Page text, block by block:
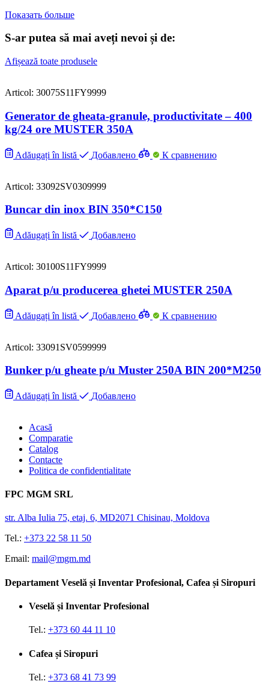
Показать больше
S-ar putea să mai aveți nevoi și de:
Afișează toate produsele
Articol: 30075S11FY9999
Generator de gheata-granule, productivitate – 400
kg/24 ore MUSTER 350A
Adăugați în listă Добавлено К сравнению
Articol: 33092SV0309999
Buncar din inox BIN 350*C150
Adăugați în listă Добавлено
Articol: 30100S11FY9999
Aparat p/u producerea ghetei MUSTER 250A
Adăugați în listă Добавлено К сравнению
Articol: 33091SV0599999
Bunker p/u gheate p/u Muster 250A BIN 200*M250
Adăugați în listă Добавлено
Acasă
Comparatie
Catalog
Contacte
Politica de confidentialitate
FPC MGM SRL
str. Alba Iulia 75, etaj. 6, MD2071 Chisinau, Moldova
Tel.: +373 22 58 11 50
Email: mail@mgm.md
Departament Veselă și Inventar Profesional, Cafea și Siropuri
Veselă și Inventar Profesional
Tel.: +373 60 44 11 10
Cafea și Siropuri
Tel.: +373 68 41 73 99